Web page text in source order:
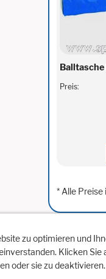
Preis:
* Alle Preise
Vertreterbesuch
zu optimieren und
Klicken Sie
oder sie zu deaktivieren.